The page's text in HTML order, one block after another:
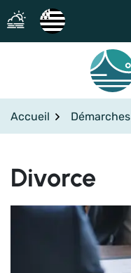
Aller
au
contenu
Accueil Démarches
Divorce